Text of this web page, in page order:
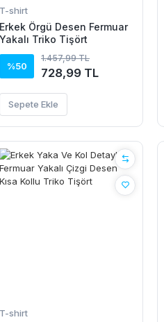
T-shirt
Erkek Örgü Desen Fermuar
Yakalı Triko Tişört
%50
1.457,99 TL
728,99 TL
Sepete Ekle
T-shirt